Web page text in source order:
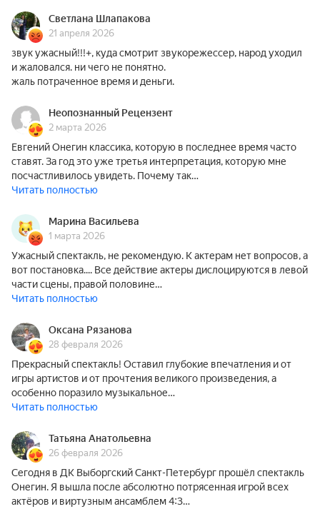
Светлана Шлапакова
21 апреля 2026
звук ужасный!!!+, куда смотрит звукорежессер, народ уходил
и жаловался. ни чего не понятно.
жаль потраченное время и деньги.
Неопознанный Рецензент
2 марта 2026
Евгений Онегин классика, которую в последнее время часто
ставят. За год это уже третья интерпретация, которую мне
посчастливилось увидеть. Почему так…
Читать полностью
Марина Васильева
1 марта 2026
Ужасный спектакль, не рекомендую. К актерам нет вопросов, а
вот постановка.... Все действие актеры дислоцируются в левой
части сцены, правой половине…
Читать полностью
Оксана Рязанова
28 февраля 2026
Прекрасный спектакль! Оставил глубокие впечатления и от
игры артистов и от прочтения великого произведения, а
особенно поразило музыкальное…
Читать полностью
Татьяна Анатольевна
26 февраля 2026
Сегодня в ДК Выборгский Санкт-Петербург прошёл спектакль
Онегин. Я вышла после абсолютно потрясенная игрой всех
актёров и виртузным ансамблем 4:3…